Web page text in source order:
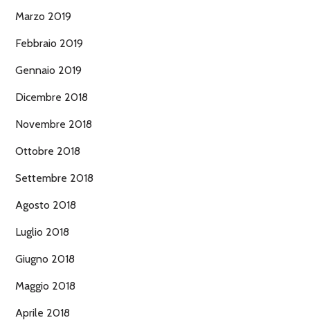
Marzo 2019
Febbraio 2019
Gennaio 2019
Dicembre 2018
Novembre 2018
Ottobre 2018
Settembre 2018
Agosto 2018
Luglio 2018
Giugno 2018
Maggio 2018
Aprile 2018